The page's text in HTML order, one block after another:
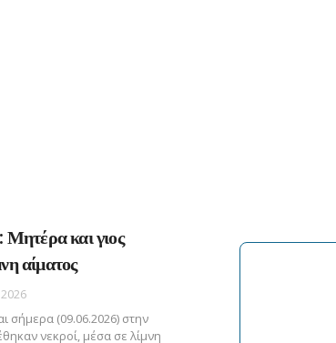
Μητέρα και γιος
αίματος
σήμερα (09.06.2026) στην
νεκροί, μέσα σε λίμνη